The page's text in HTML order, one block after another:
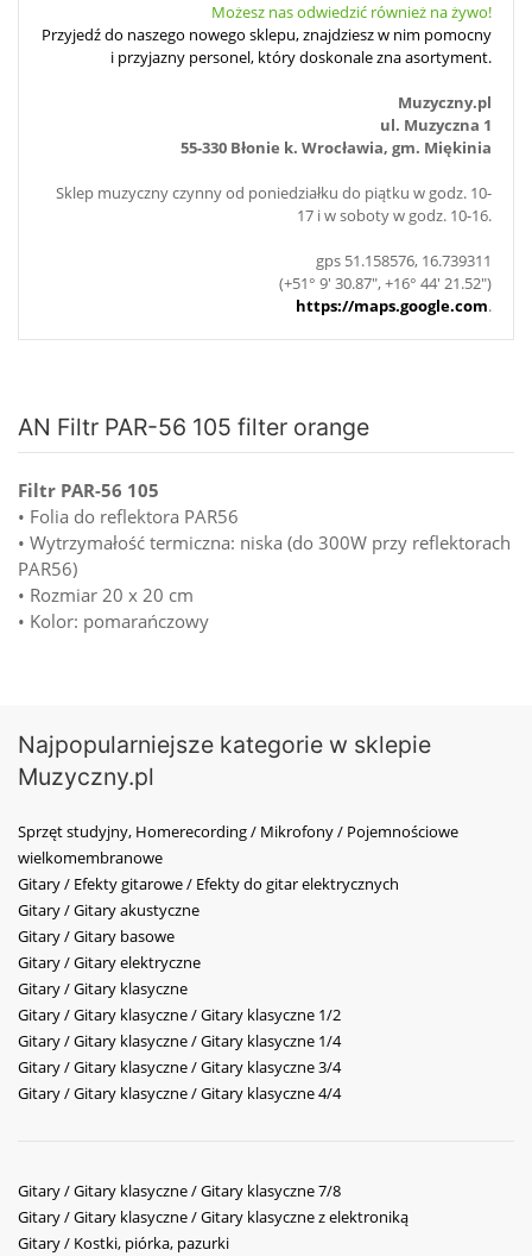
Możesz nas odwiedzić również na żywo!
Przyjedź do naszego nowego sklepu, znajdziesz w nim pomocny
i przyjazny personel, który doskonale zna asortyment.
Muzyczny.pl
ul. Muzyczna 1
55-330 Błonie k. Wrocławia, gm. Miękinia
Sklep muzyczny czynny od poniedziałku do piątku w godz. 10-
17 i w soboty w godz. 10-16.
gps 51.158576, 16.739311
(+51° 9' 30.87", +16° 44' 21.52")
https://maps.google.com.
AN Filtr PAR-56 105 filter orange
Filtr PAR-56 105
• Folia do reflektora PAR56
• Wytrzymałość termiczna: niska (do 300W przy reflektorach
PAR56)
• Rozmiar 20 x 20 cm
• Kolor: pomarańczowy
Najpopularniejsze kategorie w sklepie
Muzyczny.pl
Sprzęt studyjny, Homerecording / Mikrofony / Pojemnościowe
wielkomembranowe
Gitary / Efekty gitarowe / Efekty do gitar elektrycznych
Gitary / Gitary akustyczne
Gitary / Gitary basowe
Gitary / Gitary elektryczne
Gitary / Gitary klasyczne
Gitary / Gitary klasyczne / Gitary klasyczne 1/2
Gitary / Gitary klasyczne / Gitary klasyczne 1/4
Gitary / Gitary klasyczne / Gitary klasyczne 3/4
Gitary / Gitary klasyczne / Gitary klasyczne 4/4
Gitary / Gitary klasyczne / Gitary klasyczne 7/8
Gitary / Gitary klasyczne / Gitary klasyczne z elektroniką
Gitary / Kostki, piórka, pazurki